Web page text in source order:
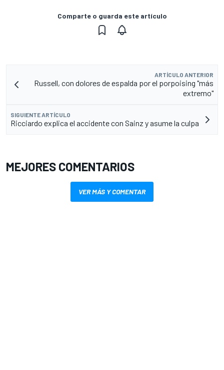
Comparte o guarda este artículo
ARTÍCULO ANTERIOR
Russell, con dolores de espalda por el porpoising "más
extremo"
SIGUIENTE ARTÍCULO
Ricciardo explica el accidente con Sainz y asume la culpa
MEJORES COMENTARIOS
VER MÁS Y COMENTAR